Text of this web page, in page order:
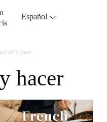
Español
Ver Y Hacer
y hacer